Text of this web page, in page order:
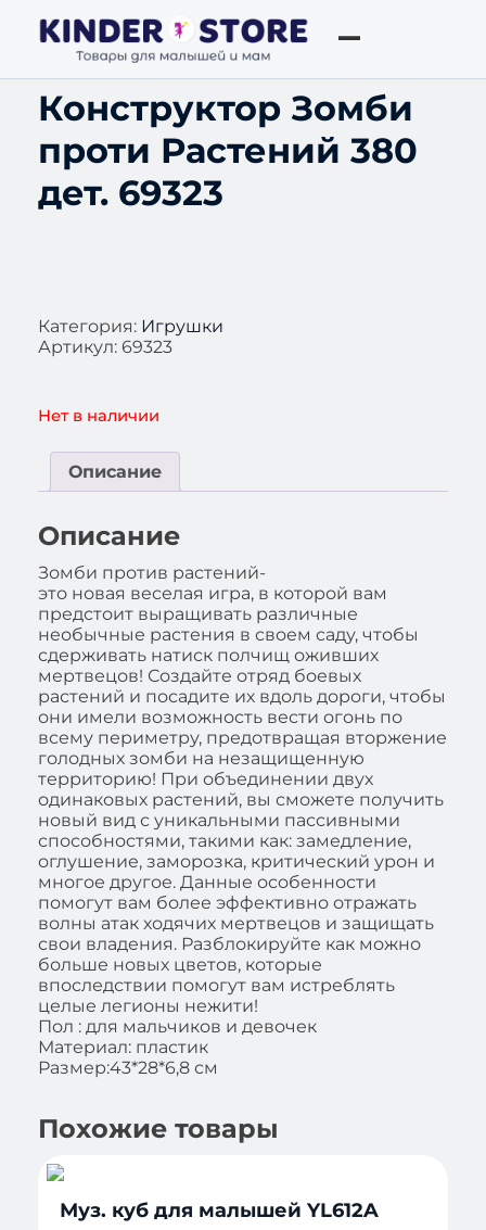
Конструктор Зомби
проти Растений 380
дет. 69323
Категория: Игрушки
Артикул: 69323
Нет в наличии
Описание
Описание
Зомби против растений-
это новая веселая игра, в которой вам
предстоит выращивать различные
необычные растения в своем саду, чтобы
сдерживать натиск полчищ оживших
мертвецов! Создайте отряд боевых
растений и посадите их вдоль дороги, чтобы
они имели возможность вести огонь по
всему периметру, предотвращая вторжение
голодных зомби на незащищенную
территорию! При объединении двух
одинаковых растений, вы сможете получить
новый вид с уникальными пассивными
способностями, такими как: замедление,
оглушение, заморозка, критический урон и
многое другое. Данные особенности
помогут вам более эффективно отражать
волны атак ходячих мертвецов и защищать
свои владения. Разблокируйте как можно
больше новых цветов, которые
впоследствии помогут вам истреблять
целые легионы нежити!
Пол : для мальчиков и девочек
Материал: пластик
Размер:43*28*6,8 см
Похожие товары
Муз. куб для малышей YL612A